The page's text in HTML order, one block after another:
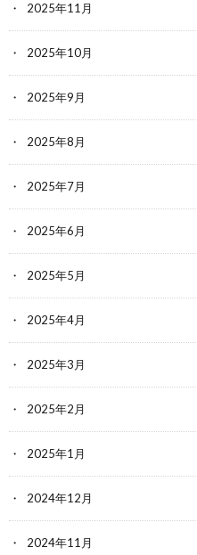
2025年11月
2025年10月
2025年9月
2025年8月
2025年7月
2025年6月
2025年5月
2025年4月
2025年3月
2025年2月
2025年1月
2024年12月
2024年11月